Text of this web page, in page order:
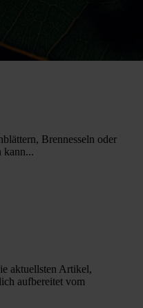
Brennesseln oder
kann...
aktuellsten Artikel,
aufbereitet vom